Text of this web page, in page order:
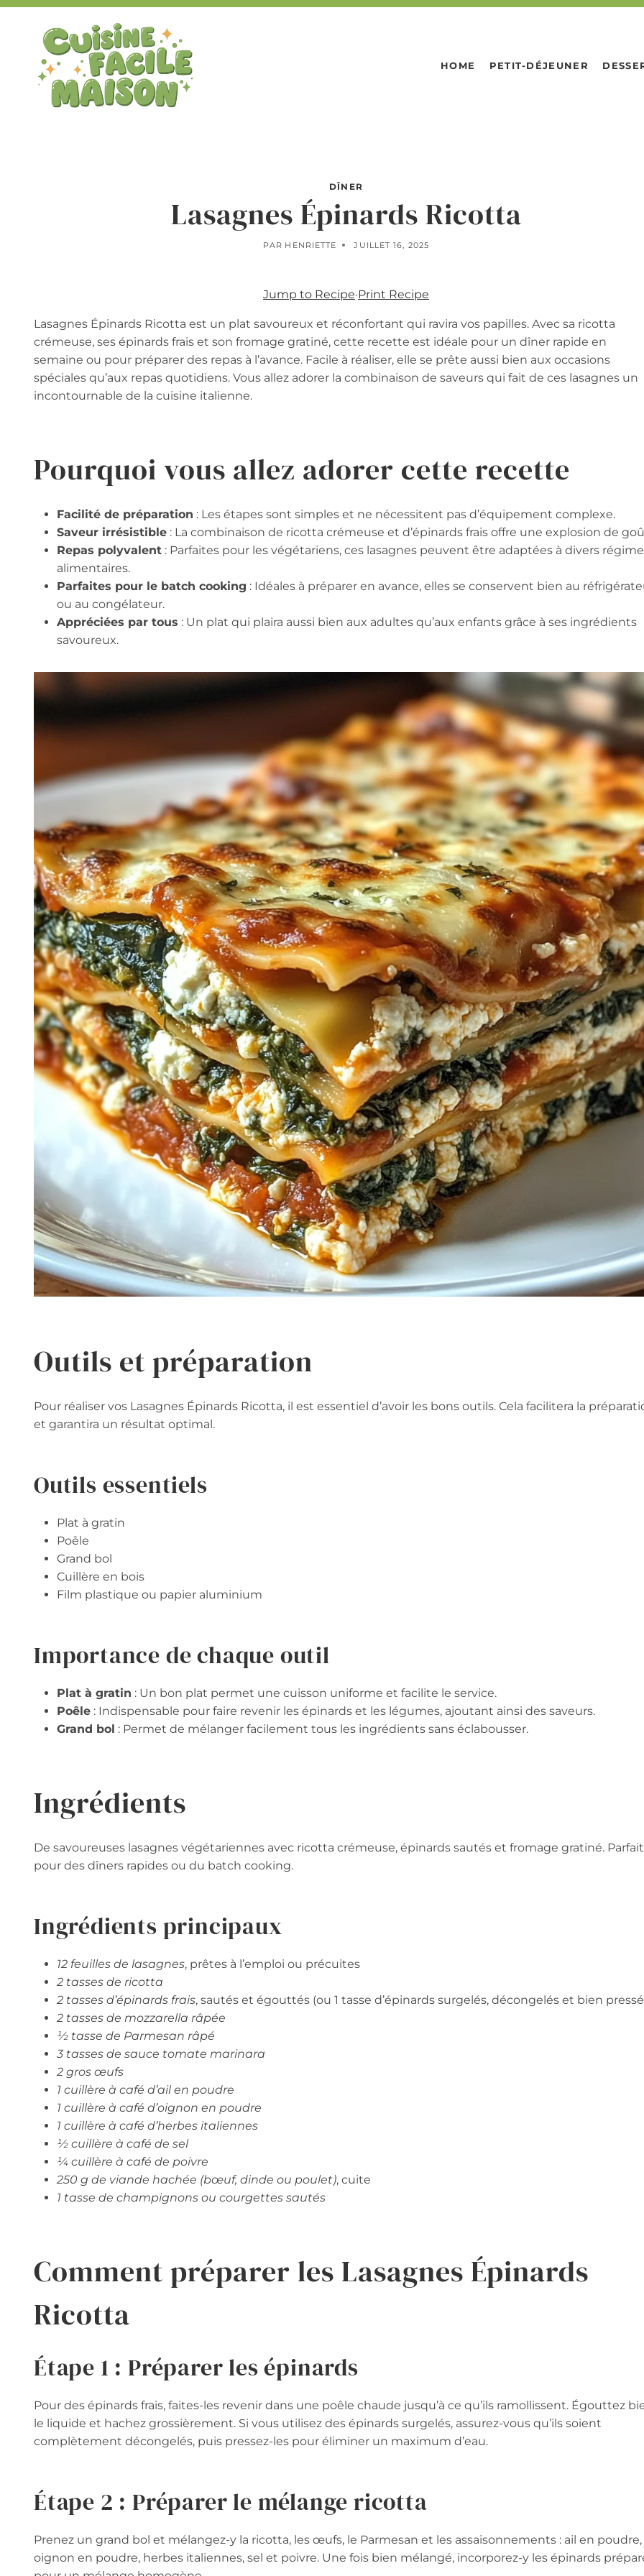
Aller
contenu
HOME PETIT-DÉJEUNER
DÎNER
Lasagnes Épinards Ricotta
PAR HENRIETTE JUILLET 16, 2025
Jump to Recipe·Print Recipe
Lasagnes Épinards Ricotta est un plat savoureux et réconfortant qui ravira vos papilles. Avec sa ricotta
crémeuse, ses épinards frais et son fromage gratiné, cette recette est idéale pour un dîner rapide en
semaine ou pour préparer des repas à l’avance. Facile à réaliser, elle se prête aussi bien aux occasions
spéciales qu’aux repas quotidiens. Vous allez adorer la combinaison de saveurs qui fait de ces lasagnes un
incontournable de la cuisine italienne.
Pourquoi vous allez adorer cette recette
Facilité de préparation : Les étapes sont simples et ne nécessitent pas d’équipement complexe.
Saveur irrésistible : La combinaison de ricotta crémeuse et d’épinards frais offre une explosion de
Repas polyvalent : Parfaites pour les végétariens, ces lasagnes peuvent être adaptées à divers
alimentaires.
Parfaites pour le batch cooking : Idéales à préparer en avance, elles se conservent bien au
ou au congélateur.
Appréciées par tous : Un plat qui plaira aussi bien aux adultes qu’aux enfants grâce à ses ingrédients
savoureux.
Outils et préparation
Pour réaliser vos Lasagnes Épinards Ricotta, il est essentiel d’avoir les bons outils. Cela facilitera la
et garantira un résultat optimal.
Outils essentiels
Plat à gratin
Poêle
Grand bol
Cuillère en bois
Film plastique ou papier aluminium
Importance de chaque outil
Plat à gratin : Un bon plat permet une cuisson uniforme et facilite le service.
Poêle : Indispensable pour faire revenir les épinards et les légumes, ajoutant ainsi des saveurs.
Grand bol : Permet de mélanger facilement tous les ingrédients sans éclabousser.
Ingrédients
De savoureuses lasagnes végétariennes avec ricotta crémeuse, épinards sautés et fromage gratiné.
pour des dîners rapides ou du batch cooking.
Ingrédients principaux
12 feuilles de lasagnes, prêtes à l’emploi ou précuites
2 tasses de ricotta
2 tasses d’épinards frais, sautés et égouttés (ou 1 tasse d’épinards surgelés, décongelés et bien
2 tasses de mozzarella râpée
½ tasse de Parmesan râpé
3 tasses de sauce tomate marinara
2 gros œufs
1 cuillère à café d’ail en poudre
1 cuillère à café d’oignon en poudre
1 cuillère à café d’herbes italiennes
½ cuillère à café de sel
¼ cuillère à café de poivre
250 g de viande hachée (bœuf, dinde ou poulet), cuite
1 tasse de champignons ou courgettes sautés
Comment préparer les Lasagnes Épinards
Ricotta
Étape 1 : Préparer les épinards
Pour des épinards frais, faites-les revenir dans une poêle chaude jusqu’à ce qu’ils ramollissent. Égouttez
le liquide et hachez grossièrement. Si vous utilisez des épinards surgelés, assurez-vous qu’ils soient
complètement décongelés, puis pressez-les pour éliminer un maximum d’eau.
Étape 2 : Préparer le mélange ricotta
Prenez un grand bol et mélangez-y la ricotta, les œufs, le Parmesan et les assaisonnements : ail en poudre,
oignon en poudre, herbes italiennes, sel et poivre. Une fois bien mélangé, incorporez-y les épinards